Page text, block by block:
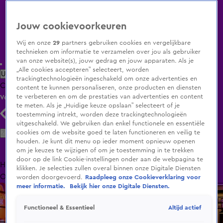
Uitzending Gemist Populaire programma's Zenders Genres
ClipsFilmsRadioSmart TV inlogShop
Volg KIJK
Zoeken
HomeUitzending Gemist Programma's De Bondgenoten
OranjezomerLivestreamsShop
Jouw cookievoorkeuren
Wij en onze29 partners gebruiken cookies en vergelijkbare
technieken om informatie te verzamelen over jou als gebruiker
van onze website(s), jouw gedrag en jouw apparaten. Als je
„Alle cookies accepteren” selecteert, worden
trackingtechnologieën ingeschakeld om onze advertenties en
content te kunnen personaliseren, onze producten en diensten
te verbeteren en om de prestaties van advertenties en content
te meten. Als je „Huidige keuze opslaan” selecteert of je
toestemming intrekt, worden deze trackingtechnologieën
uitgeschakeld. We gebruiken dan enkel functionele en essentiële
cookies om de website goed te laten functioneren en veilig te
houden. Je kunt dit menu op ieder moment opnieuw openen
om je keuzes te wijzigen of om je toestemming in te trekken
door op de link Cookie-instellingen onder aan de webpagina te
klikken. Je selecties zullen overal binnen onze Digitale Diensten
worden doorgevoerd.
Raadpleeg onze Cookieverklaring voor
meer informatie.
Bekijk hier onze Digitale Diensten.
Functioneel & Essentieel Altijd actief